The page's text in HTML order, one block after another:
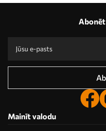
Abonēt
Mainīt valodu